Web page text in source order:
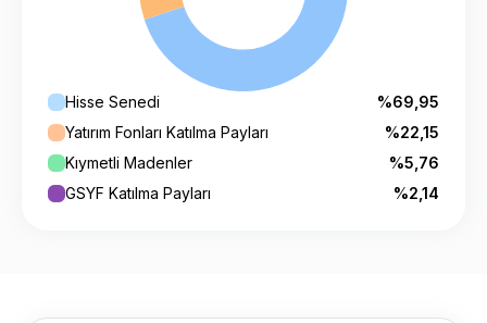
Hisse Senedi
%69,95
Yatırım Fonları Katılma Payları
%22,15
Kıymetli Madenler
%5,76
GSYF Katılma Payları
%2,14